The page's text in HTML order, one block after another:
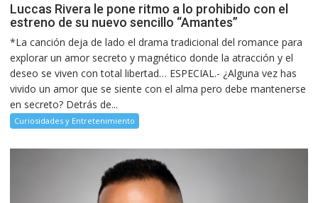
Luccas Rivera le pone ritmo a lo prohibido con el
estreno de su nuevo sencillo “Amantes”
*La canción deja de lado el drama tradicional del romance para
explorar un amor secreto y magnético donde la atracción y el
deseo se viven con total libertad… ESPECIAL.- ¿Alguna vez has
vivido un amor que se siente con el alma pero debe mantenerse
en secreto? Detrás de...
Curiosidades y Entretenimiento